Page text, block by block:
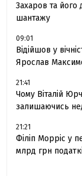
Захаров та
шантажу
09:01
Відійшов у
Ярослав
21:41
Чому Віталій
залишаючись
21:21
Філіп Морріс у
млрд грн